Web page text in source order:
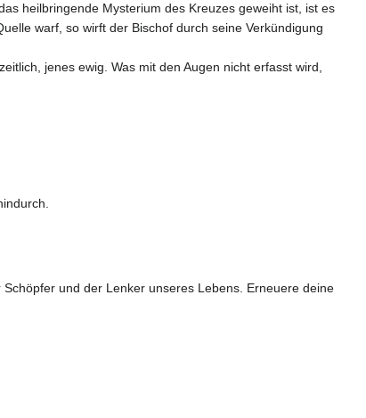
heilbringende Mysterium des Kreuzes geweiht ist, ist es
warf, so wirft der Bischof durch seine Verkündigung
jenes ewig. Was mit den Augen nicht erfasst wird,
und der Lenker unseres Lebens. Erneuere deine